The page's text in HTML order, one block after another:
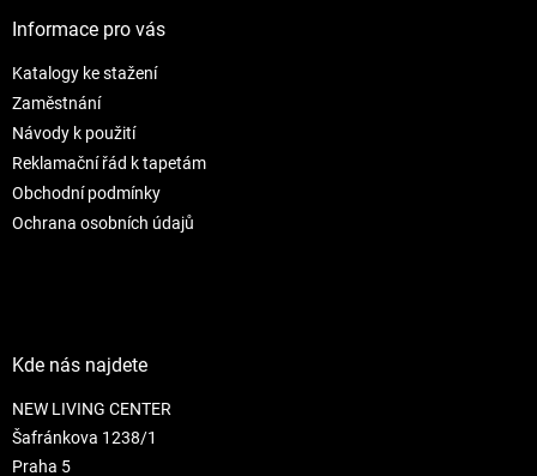
Informace pro vás
Katalogy ke stažení
Zaměstnání
Návody k použití
Reklamační řád k tapetám
Obchodní podmínky
Ochrana osobních údajů
Kde nás najdete
NEW LIVING CENTER
Šafránkova 1238/1
Praha 5